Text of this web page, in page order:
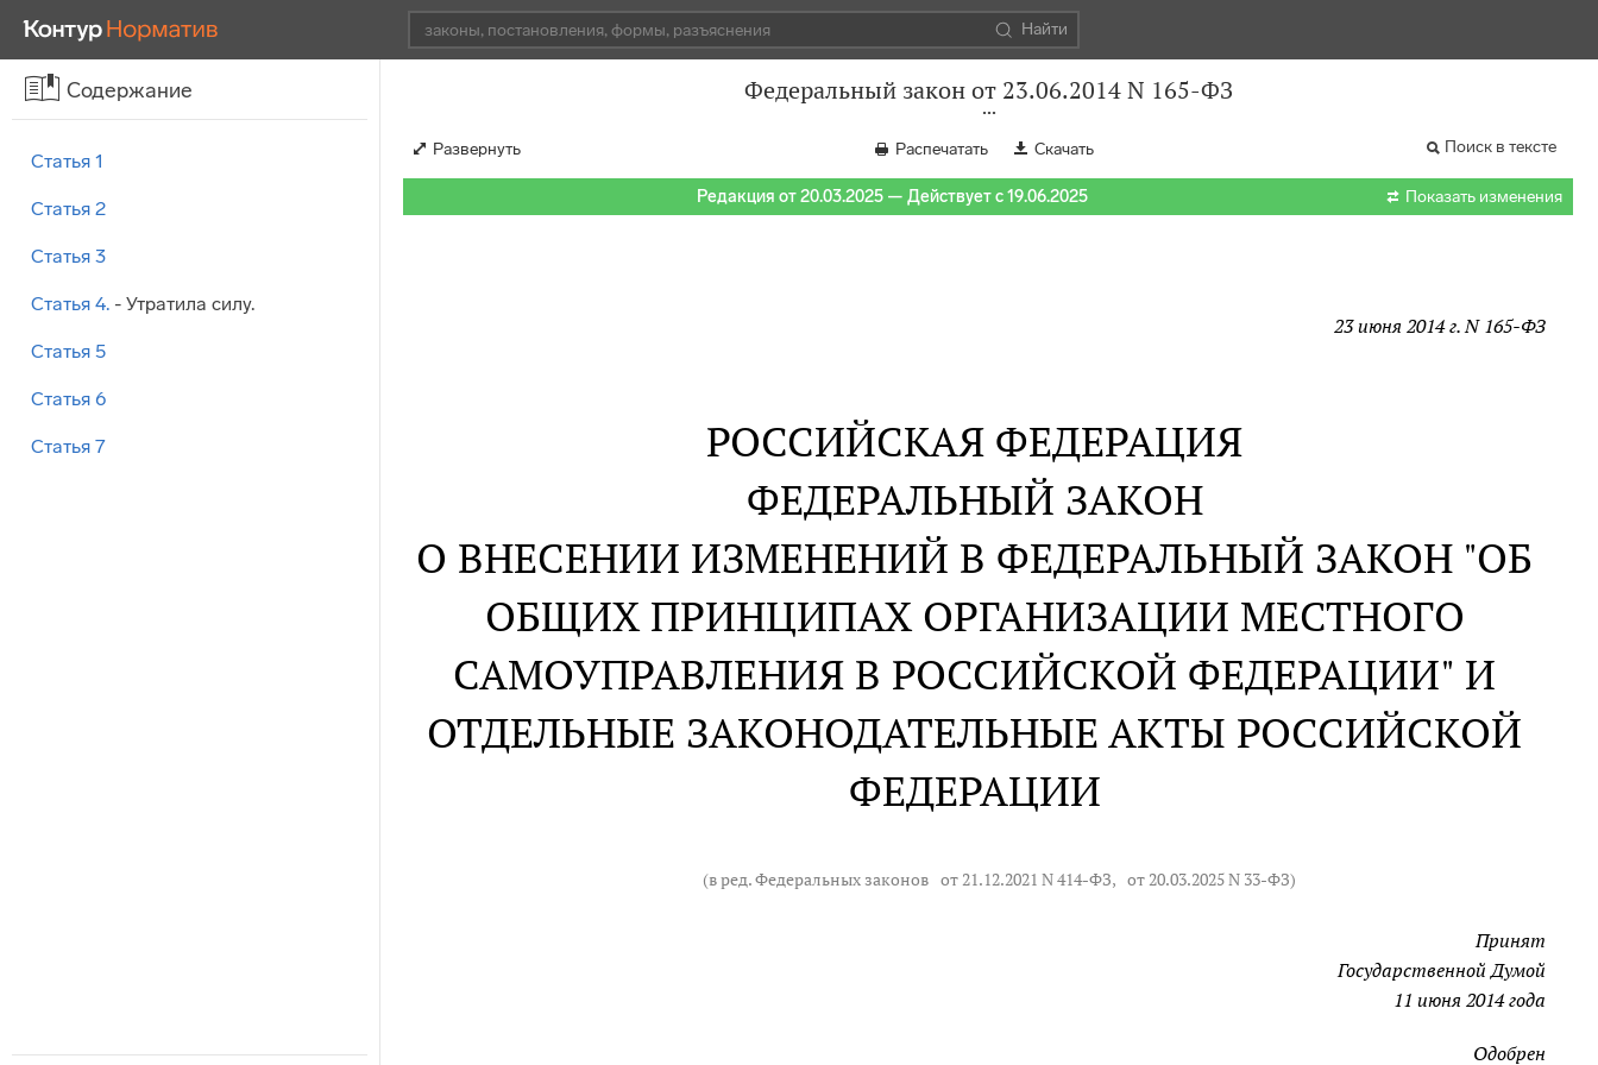
Найти
Содержание
Статья 1
Статья 2
Статья 3
Статья 4. - Утратила силу.
Статья 5
Статья 6
Статья 7
Федеральный закон от 23.06.2014 N 165-ФЗ
Развернуть Распечатать Скачать Поиск в тексте
Редакция от 20.03.2025 — Действует с 19.06.2025  Показать изменения
23 июня 2014 г. N 165-ФЗ
РОССИЙСКАЯ ФЕДЕРАЦИЯ
ФЕДЕРАЛЬНЫЙ ЗАКОН
О ВНЕСЕНИИ ИЗМЕНЕНИЙ В ФЕДЕРАЛЬНЫЙ ЗАКОН "ОБ
ОБЩИХ ПРИНЦИПАХ ОРГАНИЗАЦИИ МЕСТНОГО
САМОУПРАВЛЕНИЯ В РОССИЙСКОЙ ФЕДЕРАЦИИ" И
ОТДЕЛЬНЫЕ ЗАКОНОДАТЕЛЬНЫЕ АКТЫ РОССИЙСКОЙ
ФЕДЕРАЦИИ
(в ред. Федеральных законов от 21.12.2021 N 414-ФЗ, от 20.03.2025 N 33-ФЗ)
Принят
Государственной Думой
11 июня 2014 года
Одобрен